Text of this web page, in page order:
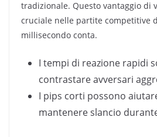
tradizionale. Questo vantaggio di
cruciale nelle partite competitive
millisecondo conta.
I tempi di reazione rapidi
contrastare avversari
I pips corti possono
mantenere slancio